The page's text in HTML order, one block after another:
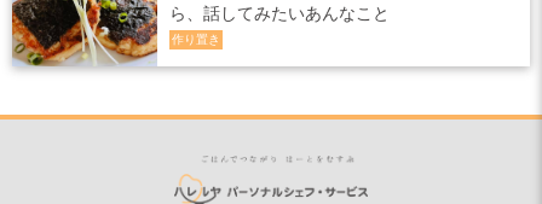
ら、話してみたいあんなこと
作り置き